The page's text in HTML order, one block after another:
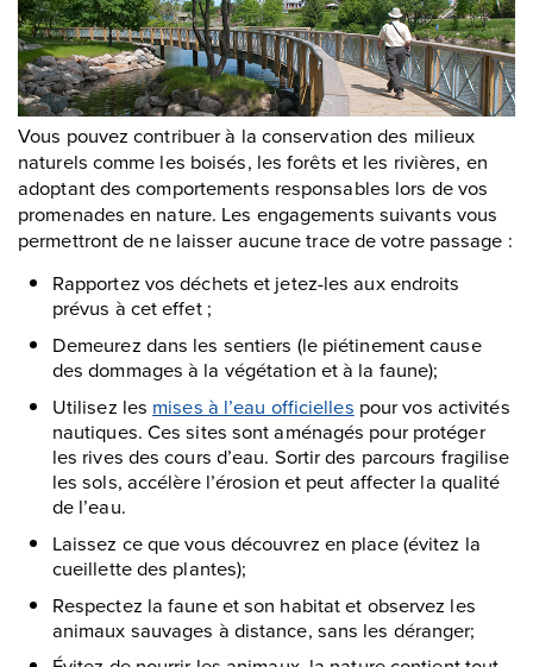
Vous pouvez contribuer à la conservation des milieux
naturels comme les boisés, les forêts et les rivières, en
adoptant des comportements responsables lors de vos
promenades en nature. Les engagements suivants vous
permettront de ne laisser aucune trace de votre passage :
Rapportez vos déchets et jetez-les aux endroits
prévus à cet effet ;
Demeurez dans les sentiers (le piétinement cause
des dommages à la végétation et à la faune);
Utilisez les mises à l’eau officielles pour vos activités
nautiques. Ces sites sont aménagés pour protéger
les rives des cours d’eau. Sortir des parcours fragilise
les sols, accélère l’érosion et peut affecter la qualité
de l’eau.
Laissez ce que vous découvrez en place (évitez la
cueillette des plantes);
Respectez la faune et son habitat et observez les
animaux sauvages à distance, sans les déranger;